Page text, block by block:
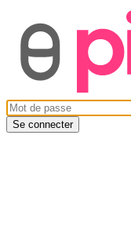
Se connecter